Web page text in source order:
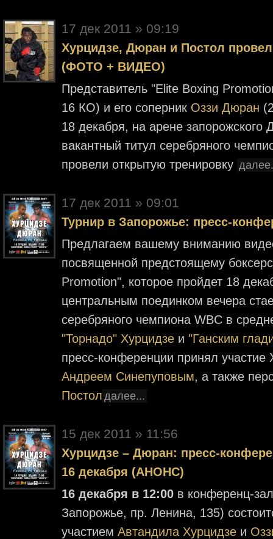
17 дек 2011 » 09:19
Хурцидзе, Дюран и Постол
(ФОТО + ВИДЕО)
Представитель "Elite Boxing
16 КО) и его соперник Оззи Дюран
18 декабря, на арене запорожского
вакантный титул серебряного
провели открытую тренировку
17 дек 2011 » 09:01
Турнир в Запорожье: пресс-
Предлагаем вашему вниманию
посвященной предстоящему
Promotion", которое пройдет 18
центральным поединком вечера
серебряного чемпиона WBC в
"Торнадо" Хурцидзе и "Ганским
пресс-конференции принял
Андреем Синепуповым, а также
Постол далее...
15 дек 2011 » 11:56
Хурцидзе – Дюран: пресс-
16 декабря (АНОНС)
16 декабря в 12:00 в конференц-
Запорожье, пр. Ленина, 135)
участием Автандила Хурцидзе и